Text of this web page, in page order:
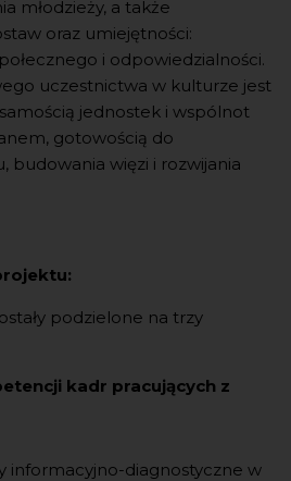
młodzieży, a także
oraz umiejętności:
i odpowiedzialności.
uczestnictwa w kulturze jest
jednostek i wspólnot
gotowością do
budowania więzi i rozwijania
podzielone na trzy
kadr pracujących z
informacyjno-diagnostyczne w